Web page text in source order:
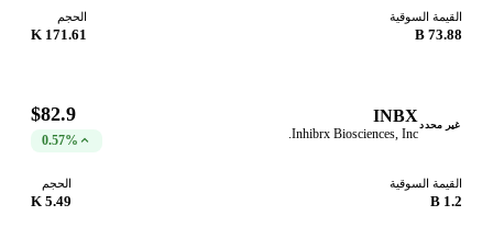
القيمة السوقية
73.88 B
الحجم
171.61 K
غير محدد INBX
Inhibrx Biosciences, Inc.
$82.9
0.57%
القيمة السوقية
1.2 B
الحجم
5.49 K